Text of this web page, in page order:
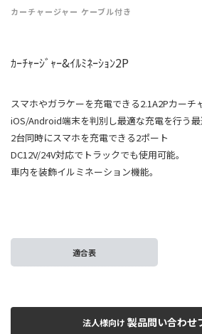
カーチャージャー ケーブル付き
ｶｰﾁｬｰｼﾞｬｰ&ｲﾙﾐﾈｰｼｮﾝ2P
スマホやガラケーを充電できる2.1A2Pカーチ
iOS/Android端末を判別し最適な充電を行う最
2台同時にスマホを充電できる2ポート
DC12V/24V対応でトラックでも使用可能。
車内を装飾イルミネーション機能。
適合表
法人様向け 製品問い合わせ